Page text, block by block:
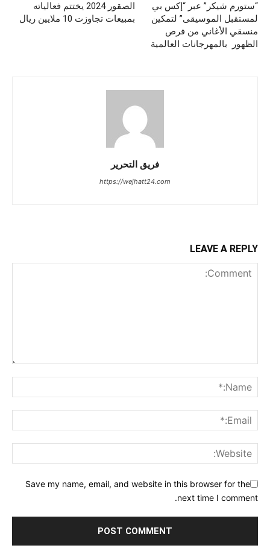
الصقور 2024 يختتم فعالياته
بمبيعات تجاوزت 10 ملايين ريال
“ستورم شيكر” عبر “إكس بي
لمستقبل الموسيقى” لتمكين
منسقي الأغاني من فرص
الظهور بالمهرجانات العالمية
فريق التحرير
https://wejhatt24.com
LEAVE A REPLY
Save my name, email, and website in this browser for the
next time I comment.